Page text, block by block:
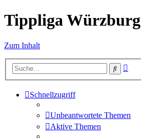
Tippliga Würzburg
Zum Inhalt
Suche
Schnellzugriff
Unbeantwortete Themen
Aktive Themen